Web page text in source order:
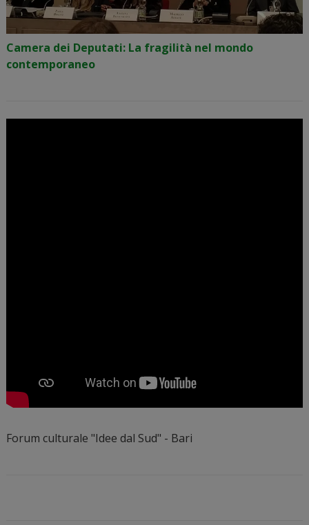
Camera dei Deputati: La fragilità nel mondo
contemporaneo
Forum culturale "Idee dal Sud" - Bari